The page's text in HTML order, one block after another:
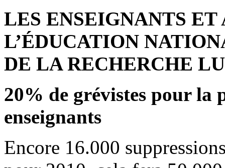
LES ENSEIGNANTS ET
L’ÉDUCATION
DE LA RECHERCHE
20% de grévistes pour la
enseignants
Encore 16.000